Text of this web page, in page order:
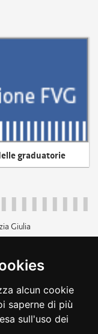
alcun cookie
saperne di più
sull'uso dei
graduatorie
Giulia
dichiarazione di
cookie